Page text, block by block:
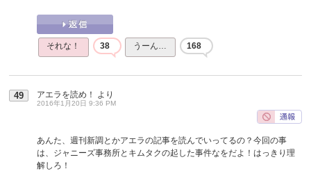
それな！ 38 うーん… 168
49 アエラを読め！ より
2016年1月20日 9:36 PM
あんた、週刊新調とかアエラの記事を読んでいってるの？今回の事
は、ジャニーズ事務所とキムタクの起した事件なをだよ！はっきり理
解しろ！